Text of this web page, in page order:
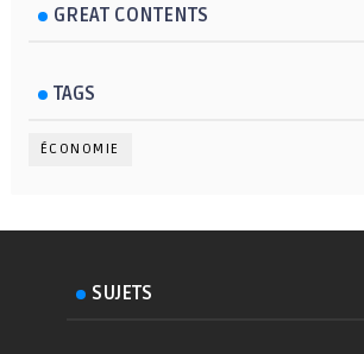
GREAT CONTENTS
TAGS
ÉCONOMIE
SUJETS